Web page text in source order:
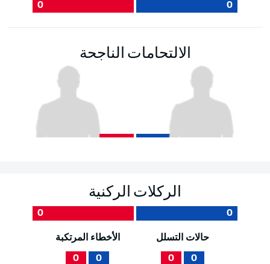
0
0
الالتحامات الناجحة
الركلات الركنية
0
0
حالات التسلل
0
0
الأخطاء المرتكبة
0
0